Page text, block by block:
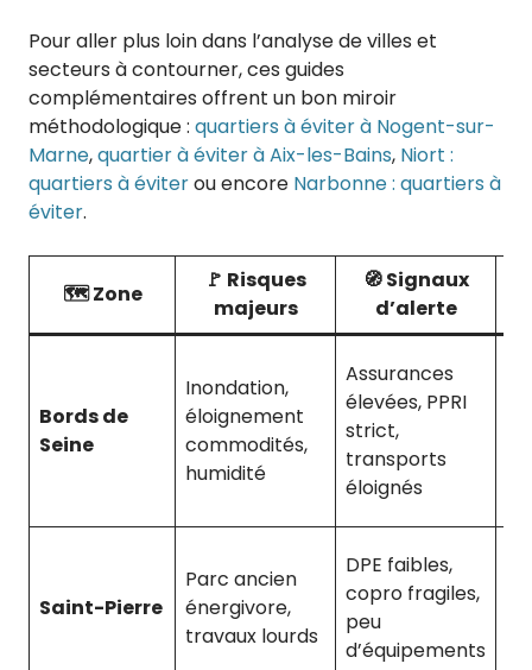
Pour aller plus loin dans l’analyse de villes et
secteurs à contourner, ces guides
complémentaires offrent un bon miroir
méthodologique : quartiers à éviter à Nogent-sur-
Marne,quartier à éviter à Aix-les-Bains, Niort :
quartiers à éviterou encore Narbonne : quartiers à
éviter.
🗺️ Zone
🚩 Risques
majeurs
🧭 Signaux
d’alerte
Bords de
Seine
Inondation,
éloignement
commodités,
humidité
Assurances
élevées, PPRI
strict,
transports
éloignés
Saint-Pierre
Parc ancien
énergivore,
travaux lourds
DPE faibles,
copro fragiles,
peu
d’équipements